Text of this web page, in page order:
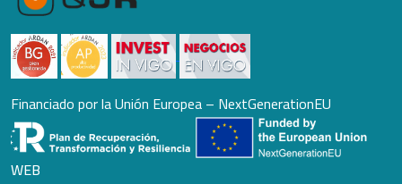
Financiado por la Unión Europea – NextGenerationEU
WEB